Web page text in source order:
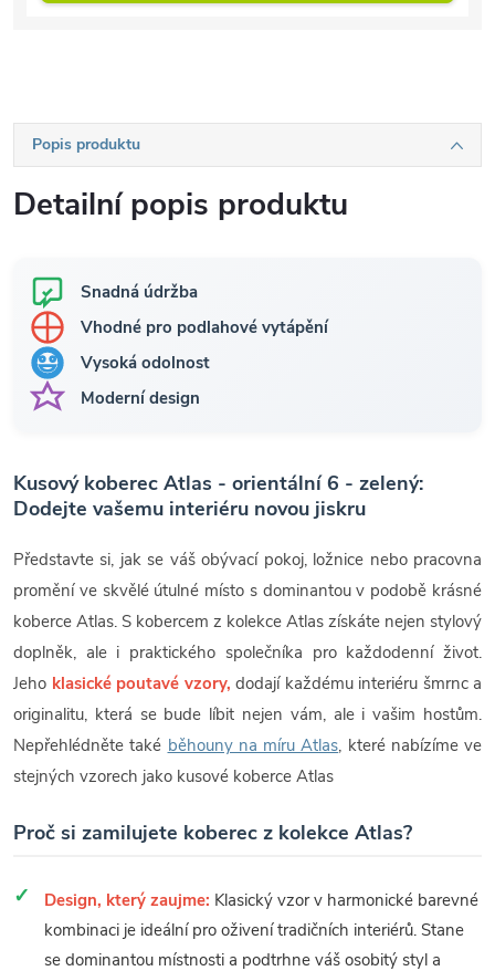
Popis produktu
Detailní popis produktu
Snadná údržba
Vhodné pro podlahové vytápění
Vysoká odolnost
Moderní design
Kusový koberec Atlas - orientální 6 - zelený:
Dodejte vašemu interiéru novou jiskru
Představte si, jak se váš obývací pokoj, ložnice nebo pracovna
promění ve skvělé útulné místo s dominantou v podobě krásné
koberce Atlas. S kobercem z kolekce Atlas získáte nejen stylový
doplněk, ale i praktického společníka pro každodenní život.
Jeho klasické poutavé vzory, dodají každému interiéru šmrnc a
originalitu, která se bude líbit nejen vám, ale i vašim hostům.
Nepřehlédněte také běhouny na míru Atlas, které nabízíme ve
stejných vzorech jako kusové koberce Atlas
Proč si zamilujete koberec z kolekce Atlas?
Design, který zaujme: Klasický vzor v harmonické barevné
kombinaci je ideální pro oživení tradičních interiérů. Stane
se dominantou místnosti a podtrhne váš osobitý styl a